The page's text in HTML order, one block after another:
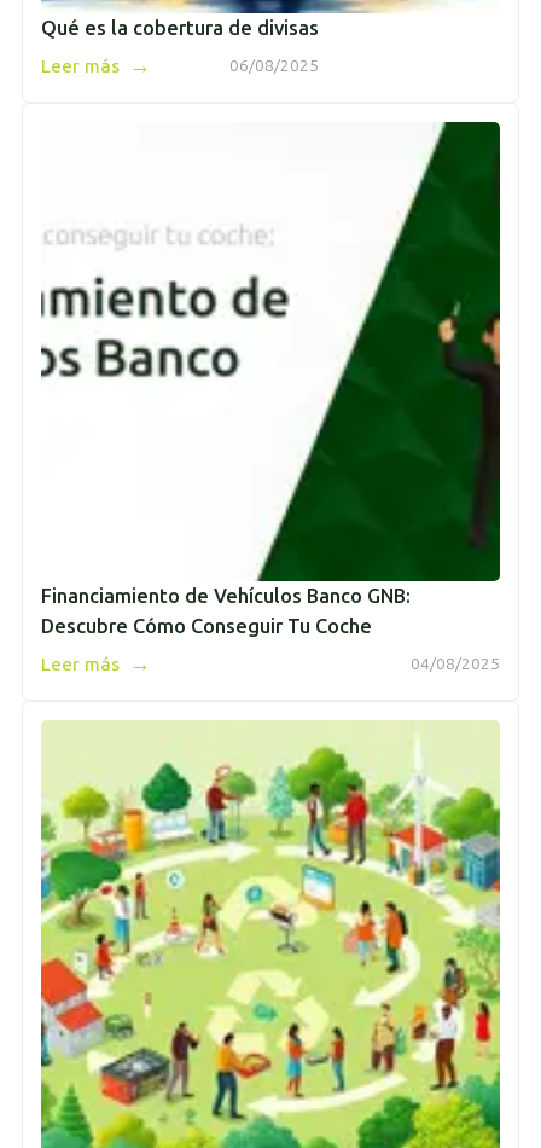
Qué es la cobertura de divisas
06/08/2025
Leer más →
Financiamiento de Vehículos Banco GNB:
Descubre Cómo Conseguir Tu Coche
04/08/2025
Leer más →